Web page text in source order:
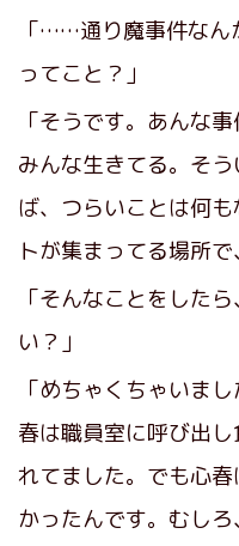
「……通り魔事件なん
ってこと？」
「そうです。あんな
みんな生きてる。そ
ば、つらいことは何
トが集まってる場所
「そんなことをした
い？」
「めちゃくちゃいま
春は職員室に呼び出
れてました。でも心
かったんです。むし